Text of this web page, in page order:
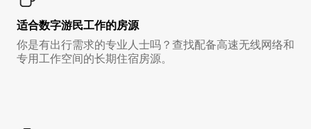
适合数字游民工作的房源
你是有出行需求的专业人士吗？查找配备高速无线网络和
专用工作空间的长期住宿房源。